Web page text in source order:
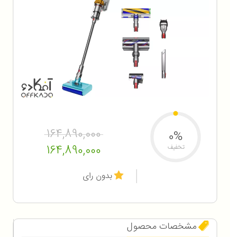
164,890,000
164,890,000
0%
تخفیف
بدون رای
مشخصات محصول